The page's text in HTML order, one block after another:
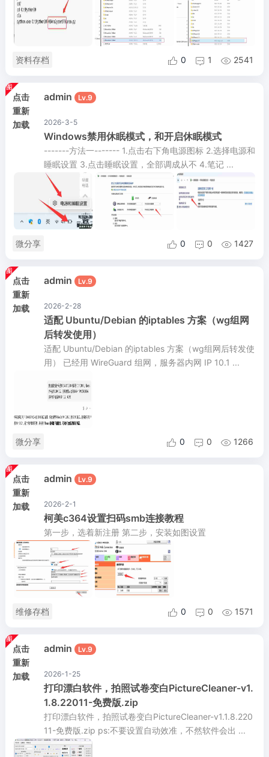
资料存档  0  1  2541
点击
重新
加载
admin Lv.9
2026-3-5
Windows禁用休眠模式，和开启休眠模式
-------方法一------- 1.点击右下角电源图标 2.选择电源和
睡眠设置 3.点击睡眠设置，全部调成从不 4.笔记 ...
微分享  0  0  1427
点击
重新
加载
admin Lv.9
2026-2-28
适配 Ubuntu/Debian 的iptables 方案（wg组网
后转发使用）
适配 Ubuntu/Debian 的iptables 方案（wg组网后转发使
用） 已经用 WireGuard 组网，服务器内网 IP 10.1 ...
微分享  0  0  1266
点击
重新
加载
admin Lv.9
2026-2-1
柯美c364设置扫码smb连接教程
第一步，选着新注册 第二步，安装如图设置
维修存档  0  0  1571
点击
重新
加载
admin Lv.9
2026-1-25
打印漂白软件，拍照试卷变白PictureCleaner-v1.
1.8.22011-免费版.zip
打印漂白软件，拍照试卷变白PictureCleaner-v1.1.8.220
11-免费版.zip ps:不要设置自动效准，不然软件会出 ...